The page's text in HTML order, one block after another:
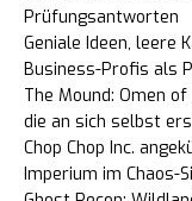
Prüfungsantworten
Geniale Ideen, leere
Business-Profis als
The Mound: Omen
die an sich selbst
Chop Chop Inc.
Imperium im Chaos-